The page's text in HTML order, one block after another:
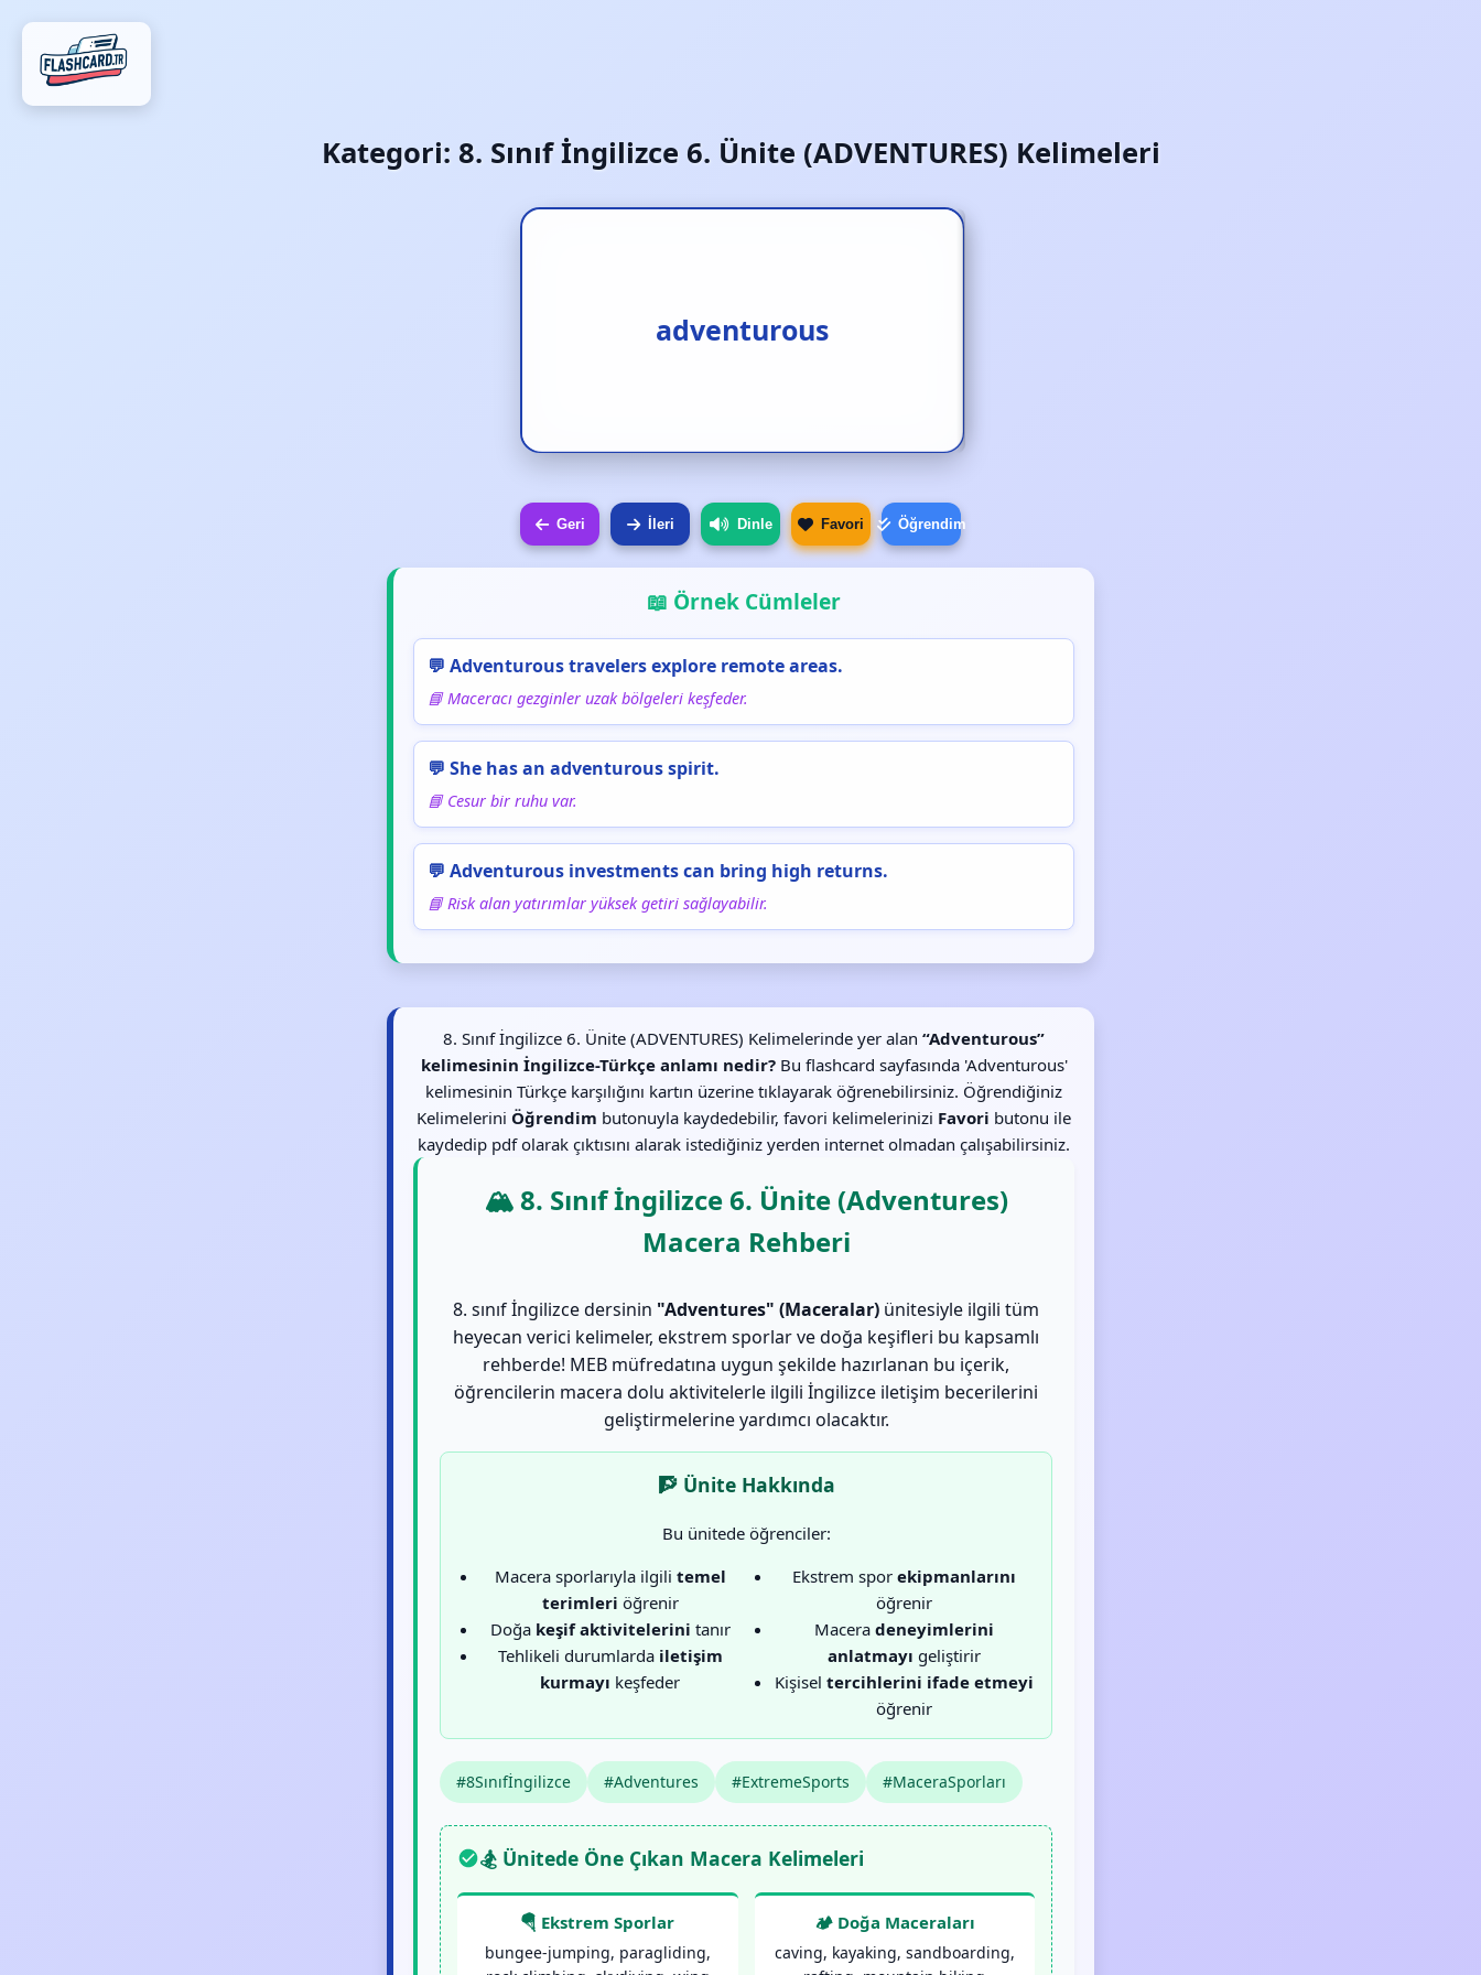
Kategori: 8. Sınıf İngilizce 6. Ünite (ADVENTURES) Kelimeleri
adventurous
maceracı‚ maceraperest
Geri İleri Dinle Favori Öğrendim
📖 Örnek Cümleler
💬 Adventurous travelers explore remote areas.
📘 Maceracı gezginler uzak bölgeleri keşfeder.
💬 She has an adventurous spirit.
📘 Cesur bir ruhu var.
💬 Adventurous investments can bring high returns.
📘 Risk alan yatırımlar yüksek getiri sağlayabilir.
8. Sınıf İngilizce 6. Ünite (ADVENTURES) Kelimelerinde yer alan “Adventurous”
kelimesinin İngilizce-Türkçe anlamı nedir?Bu flashcard sayfasında 'Adventurous'
kelimesinin Türkçe karşılığını kartın üzerine tıklayarak öğrenebilirsiniz. Öğrendiğiniz
Kelimelerini Öğrendim butonuyla kaydedebilir, favori kelimelerinizi Favori butonu ile
kaydedip pdf olarak çıktısını alarak istediğiniz yerden internet olmadan çalışabilirsiniz.
🏔️ 8. Sınıf İngilizce 6. Ünite (Adventures)
Macera Rehberi
8. sınıf İngilizce dersinin "Adventures" (Maceralar) ünitesiyle ilgili tüm
heyecan verici kelimeler, ekstrem sporlar ve doğa keşifleri bu kapsamlı
rehberde! MEB müfredatına uygun şekilde hazırlanan bu içerik,
öğrencilerin macera dolu aktivitelerle ilgili İngilizce iletişim becerilerini
geliştirmelerine yardımcı olacaktır.
🧗 Ünite Hakkında
Bu ünitede öğrenciler:
Macera sporlarıyla ilgili temel
terimleri öğrenir
Doğa keşif aktivitelerini tanır
Tehlikeli durumlarda iletişim
kurmayı keşfeder
Ekstrem spor ekipmanlarını
öğrenir
Macera deneyimlerini
anlatmayı geliştirir
Kişisel tercihlerini ifade etmeyi
öğrenir
#8Sınıfİngilizce #Adventures #ExtremeSports #MaceraSporları
🏂 Ünitede Öne Çıkan Macera Kelimeleri
🪂 Ekstrem Sporlar
bungee-jumping, paragliding,
🏕️ Doğa Maceraları
caving, kayaking, sandboarding,